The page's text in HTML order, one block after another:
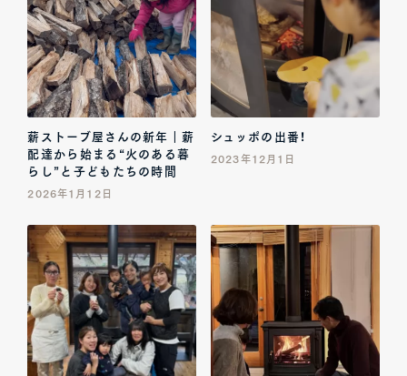
薪ストーブ屋さんの新年｜薪
配達から始まる“火のある暮
らし”と子どもたちの時間
2026年1月12日
シュッポの出番！
2023年12月1日